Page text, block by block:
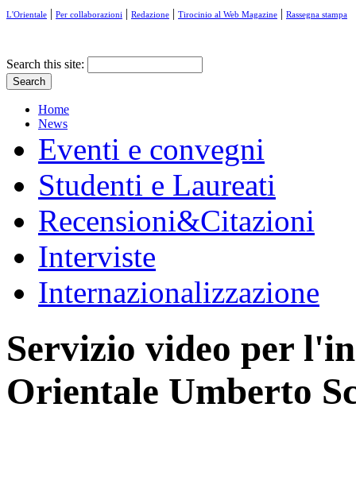
L'Orientale | Per collaborazioni | Redazione | Tirocinio al Web Magazine | Rassegna stampa
Search this site:
Home
News
Eventi e convegni
Studenti e Laureati
Recensioni&Citazioni
Interviste
Internazionalizzazione
Servizio video per
Orientale Umberto